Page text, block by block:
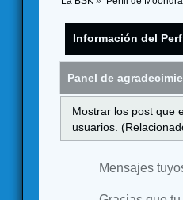
Información del
Panel de
Mostrar los post que
usuarios.
Mensajes